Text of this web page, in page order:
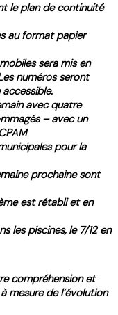
le plan de continuité
au format papier
sera mis en
numéros seront
avec quatre
– avec un
pour la
prochaine sont
est rétabli et en
les piscines, le 7/12 en
compréhension et
mesure de l’évolution